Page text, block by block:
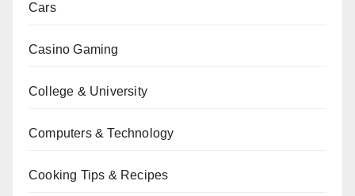
Cars
Casino Gaming
College & University
Computers & Technology
Cooking Tips & Recipes